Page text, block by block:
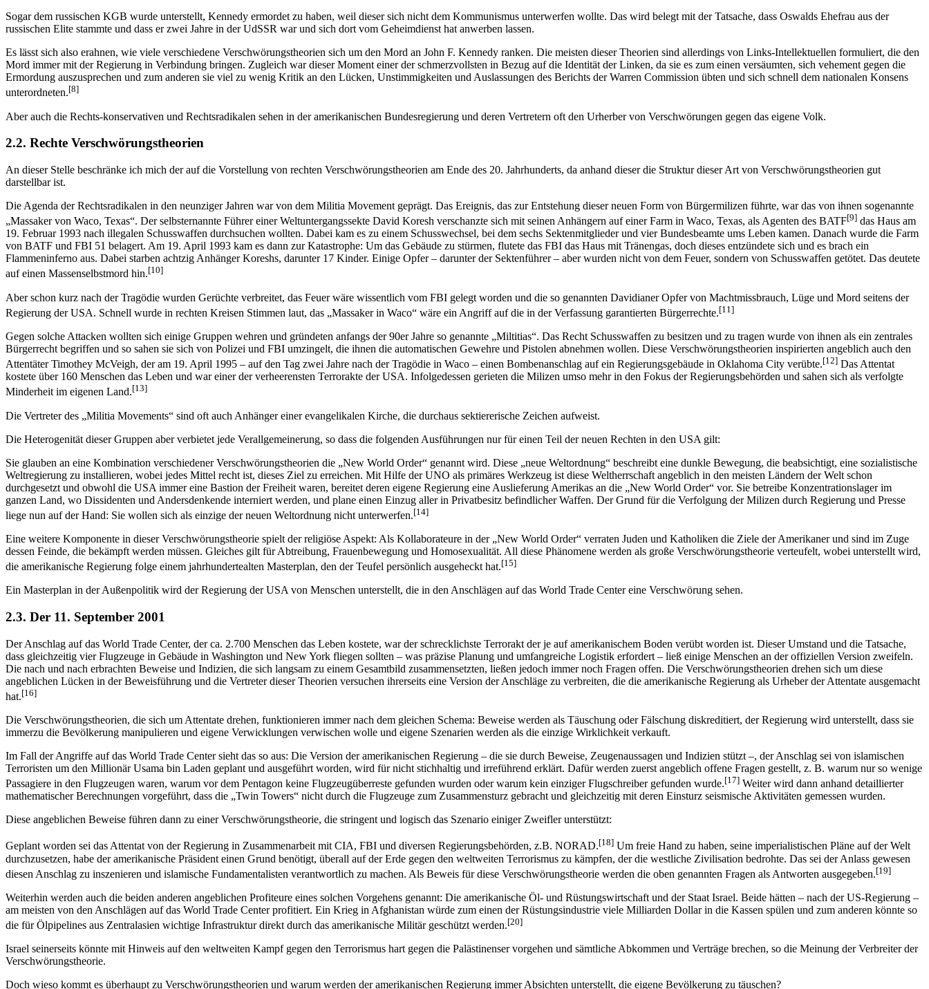
Sogar dem russischen KGB wurde unterstellt, Kennedy ermordet zu haben, weil dieser sich nicht dem Kommunismus unterwerfen wollte. Das wird belegt mit der Tatsache, dass Oswalds Ehefrau aus der
russischen Elite stammte und dass er zwei Jahre in der UdSSR war und sich dort vom Geheimdienst hat anwerben lassen.
Es lässt sich also erahnen, wie viele verschiedene Verschwörungstheorien sich um den Mord an John F. Kennedy ranken. Die meisten dieser Theorien sind allerdings von Links-Intellektuellen formuliert, die den
Mord immer mit der Regierung in Verbindung bringen. Zugleich war dieser Moment einer der schmerzvollsten in Bezug auf die Identität der Linken, da sie es zum einen versäumten, sich vehement gegen die
Ermordung auszusprechen und zum anderen sie viel zu wenig Kritik an den Lücken, Unstimmigkeiten und Auslassungen des Berichts der Warren Commission übten und sich schnell dem nationalen Konsens
unterordneten.[8]
Aber auch die Rechts-konservativen und Rechtsradikalen sehen in der amerikanischen Bundesregierung und deren Vertretern oft den Urherber von Verschwörungen gegen das eigene Volk.
2.2. Rechte Verschwörungstheorien
An dieser Stelle beschränke ich mich der auf die Vorstellung von rechten Verschwörungstheorien am Ende des 20. Jahrhunderts, da anhand dieser die Struktur dieser Art von Verschwörungstheorien gut
darstellbar ist.
Die Agenda der Rechtsradikalen in den neunziger Jahren war von dem Militia Movement geprägt. Das Ereignis, das zur Entstehung dieser neuen Form von Bürgermilizen führte, war das von ihnen sogenannte
„Massaker von Waco, Texas“. Der selbsternannte Führer einer Weltuntergangssekte David Koresh verschanzte sich mit seinen Anhängern auf einer Farm in Waco, Texas, als Agenten des BATF[9] das Haus am
19. Februar 1993 nach illegalen Schusswaffen durchsuchen wollten. Dabei kam es zu einem Schusswechsel, bei dem sechs Sektenmitglieder und vier Bundesbeamte ums Leben kamen. Danach wurde die Farm
von BATF und FBI 51 belagert. Am 19. April 1993 kam es dann zur Katastrophe: Um das Gebäude zu stürmen, flutete das FBI das Haus mit Tränengas, doch dieses entzündete sich und es brach ein
Flammeninferno aus. Dabei starben achtzig Anhänger Koreshs, darunter 17 Kinder. Einige Opfer – darunter der Sektenführer – aber wurden nicht von dem Feuer, sondern von Schusswaffen getötet. Das deutete
auf einen Massenselbstmord hin.[10]
Aber schon kurz nach der Tragödie wurden Gerüchte verbreitet, das Feuer wäre wissentlich vom FBI gelegt worden und die so genannten Davidianer Opfer von Machtmissbrauch, Lüge und Mord seitens der
Regierung der USA. Schnell wurde in rechten Kreisen Stimmen laut, das „Massaker in Waco“ wäre ein Angriff auf die in der Verfassung garantierten Bürgerrechte.[11]
Gegen solche Attacken wollten sich einige Gruppen wehren und gründeten anfangs der 90er Jahre so genannte „Miltitias“. Das Recht Schusswaffen zu besitzen und zu tragen wurde von ihnen als ein zentrales
Bürgerrecht begriffen und so sahen sie sich von Polizei und FBI umzingelt, die ihnen die automatischen Gewehre und Pistolen abnehmen wollen. Diese Verschwörungstheorien inspirierten angeblich auch den
Attentäter Timothey McVeigh, der am 19. April 1995 – auf den Tag zwei Jahre nach der Tragödie in Waco – einen Bombenanschlag auf ein Regierungsgebäude in Oklahoma City verübte.[12] Das Attentat
kostete über 160 Menschen das Leben und war einer der verheerensten Terrorakte der USA. Infolgedessen gerieten die Milizen umso mehr in den Fokus der Regierungsbehörden und sahen sich als verfolgte
Minderheit im eigenen Land.[13]
Die Vertreter des „Militia Movements“ sind oft auch Anhänger einer evangelikalen Kirche, die durchaus sektiererische Zeichen aufweist.
Die Heterogenität dieser Gruppen aber verbietet jede Verallgemeinerung, so dass die folgenden Ausführungen nur für einen Teil der neuen Rechten in den USA gilt:
Sie glauben an eine Kombination verschiedener Verschwörungstheorien die „New World Order“ genannt wird. Diese „neue Weltordnung“ beschreibt eine dunkle Bewegung, die beabsichtigt, eine sozialistische
Weltregierung zu installieren, wobei jedes Mittel recht ist, dieses Ziel zu erreichen. Mit Hilfe der UNO als primäres Werkzeug ist diese Weltherrschaft angeblich in den meisten Ländern der Welt schon
durchgesetzt und obwohl die USA immer eine Bastion der Freiheit waren, bereitet deren eigene Regierung eine Auslieferung Amerikas an die „New World Order“ vor. Sie betreibe Konzentrationslager im
ganzen Land, wo Dissidenten und Andersdenkende interniert werden, und plane einen Einzug aller in Privatbesitz befindlicher Waffen. Der Grund für die Verfolgung der Milizen durch Regierung und Presse
liege nun auf der Hand: Sie wollen sich als einzige der neuen Weltordnung nicht unterwerfen.[14]
Eine weitere Komponente in dieser Verschwörungstheorie spielt der religiöse Aspekt: Als Kollaborateure in der „New World Order“ verraten Juden und Katholiken die Ziele der Amerikaner und sind im Zuge
dessen Feinde, die bekämpft werden müssen. Gleiches gilt für Abtreibung, Frauenbewegung und Homosexualität. All diese Phänomene werden als große Verschwörungstheorie verteufelt, wobei unterstellt wird,
die amerikanische Regierung folge einem jahrhundertealten Masterplan, den der Teufel persönlich ausgeheckt hat.[15]
Ein Masterplan in der Außenpolitik wird der Regierung der USA von Menschen unterstellt, die in den Anschlägen auf das World Trade Center eine Verschwörung sehen.
2.3. Der 11. September 2001
Der Anschlag auf das World Trade Center, der ca. 2.700 Menschen das Leben kostete, war der schrecklichste Terrorakt der je auf amerikanischem Boden verübt worden ist. Dieser Umstand und die Tatsache,
dass gleichzeitig vier Flugzeuge in Gebäude in Washington und New York fliegen sollten – was präzise Planung und umfangreiche Logistik erfordert – ließ einige Menschen an der offiziellen Version zweifeln.
Die nach und nach erbrachten Beweise und Indizien, die sich langsam zu einem Gesamtbild zusammensetzten, ließen jedoch immer noch Fragen offen. Die Verschwörungstheorien drehen sich um diese
angeblichen Lücken in der Beweisführung und die Vertreter dieser Theorien versuchen ihrerseits eine Version der Anschläge zu verbreiten, die die amerikanische Regierung als Urheber der Attentate ausgemacht
hat.[16]
Die Verschwörungstheorien, die sich um Attentate drehen, funktionieren immer nach dem gleichen Schema: Beweise werden als Täuschung oder Fälschung diskreditiert, der Regierung wird unterstellt, dass sie
immerzu die Bevölkerung manipulieren und eigene Verwicklungen verwischen wolle und eigene Szenarien werden als die einzige Wirklichkeit verkauft.
Im Fall der Angriffe auf das World Trade Center sieht das so aus: Die Version der amerikanischen Regierung – die sie durch Beweise, Zeugenaussagen und Indizien stützt –, der Anschlag sei von islamischen
Terroristen um den Millionär Usama bin Laden geplant und ausgeführt worden, wird für nicht stichhaltig und irreführend erklärt. Dafür werden zuerst angeblich offene Fragen gestellt, z. B. warum nur so wenige
Passagiere in den Flugzeugen waren, warum vor dem Pentagon keine Flugzeugüberreste gefunden wurden oder warum kein einziger Flugschreiber gefunden wurde.[17] Weiter wird dann anhand detaillierter
mathematischer Berechnungen vorgeführt, dass die „Twin Towers“ nicht durch die Flugzeuge zum Zusammensturz gebracht und gleichzeitig mit deren Einsturz seismische Aktivitäten gemessen wurden.
Diese angeblichen Beweise führen dann zu einer Verschwörungstheorie, die stringent und logisch das Szenario einiger Zweifler unterstützt:
Geplant worden sei das Attentat von der Regierung in Zusammenarbeit mit CIA, FBI und diversen Regierungsbehörden, z.B. NORAD.[18] Um freie Hand zu haben, seine imperialistischen Pläne auf der Welt
durchzusetzen, habe der amerikanische Präsident einen Grund benötigt, überall auf der Erde gegen den weltweiten Terrorismus zu kämpfen, der die westliche Zivilisation bedrohte. Das sei der Anlass gewesen
diesen Anschlag zu inszenieren und islamische Fundamentalisten verantwortlich zu machen. Als Beweis für diese Verschwörungstheorie werden die oben genannten Fragen als Antworten ausgegeben.[19]
Weiterhin werden auch die beiden anderen angeblichen Profiteure eines solchen Vorgehens genannt: Die amerikanische Öl- und Rüstungswirtschaft und der Staat Israel. Beide hätten – nach der US-Regierung –
am meisten von den Anschlägen auf das World Trade Center profitiert. Ein Krieg in Afghanistan würde zum einen der Rüstungsindustrie viele Milliarden Dollar in die Kassen spülen und zum anderen könnte so
die für Ölpipelines aus Zentralasien wichtige Infrastruktur direkt durch das amerikanische Militär geschützt werden.[20]
Israel seinerseits könnte mit Hinweis auf den weltweiten Kampf gegen den Terrorismus hart gegen die Palästinenser vorgehen und sämtliche Abkommen und Verträge brechen, so die Meinung der Verbreiter der
Verschwörungstheorie.
Doch wieso kommt es überhaupt zu Verschwörungstheorien und warum werden der amerikanischen Regierung immer Absichten unterstellt, die eigene Bevölkerung zu täuschen?